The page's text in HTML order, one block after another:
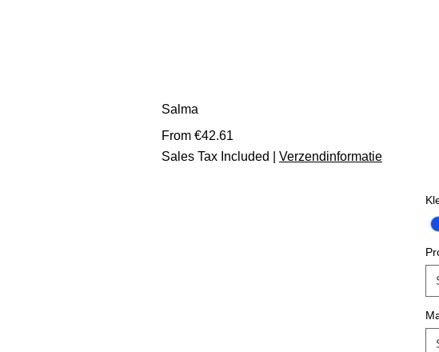
Salma
From €42.61
Price
Sales Tax Included Verzendinformatie